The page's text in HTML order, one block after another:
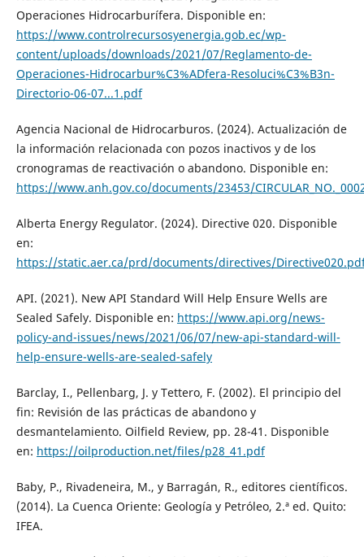
Operaciones Hidrocarburífera. Disponible en:
https://www.controlrecursosyenergia.gob.ec/wp-
content/uploads/downloads/2021/07/Reglamento-de-
Operaciones-Hidrocarbur%C3%ADfera-Resoluci%C3%B3n-
Directorio-06-07...1.pdf
Agencia Nacional de Hidrocarburos. (2024). Actualización de
la información relacionada con pozos inactivos y de los
cronogramas de reactivación o abandono. Disponible en:
https://www.anh.gov.co/documents/23453/
Alberta Energy Regulator. (2024). Directive 020. Disponible
en:
https://static.aer.ca/prd/documents/directives/
API. (2021). New API Standard Will Help Ensure Wells are
Sealed Safely. Disponible en: https://www.api.org/news-
policy-and-issues/news/2021/06/07/new-api-standard-will-
help-ensure-wells-are-sealed-safely
Barclay, I., Pellenbarg, J. y Tettero, F. (2002). El principio del
fin: Revisión de las prácticas de abandono y
desmantelamiento. Oilfield Review, pp. 28-41. Disponible
en: https://oilproduction.net/files/p28_41.pdf
Baby, P., Rivadeneira, M., y Barragán, R., editores científicos.
(2014). La Cuenca Oriente: Geología y Petróleo, 2.ª ed. Quito:
IFEA.